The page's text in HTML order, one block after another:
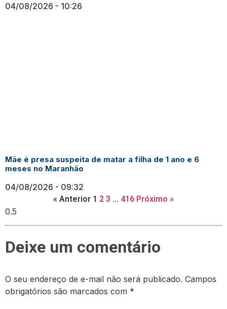
04/08/2026 10:26
Mãe é presa suspeita de matar a filha de 1 ano e 6
meses no Maranhão
04/08/2026 09:32
« Anterior 1 2 3 … 416 Próximo »
Deixe um comentário
O seu endereço de e-mail não será publicado. Campos
obrigatórios são marcados com *